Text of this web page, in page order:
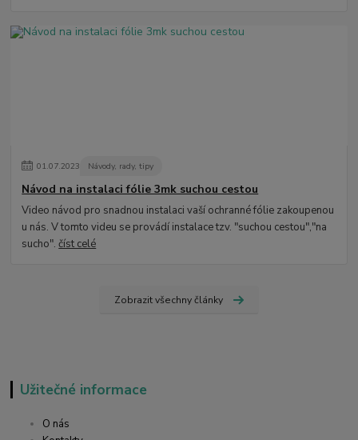
01.07.2023 Návody, rady, tipy
Návod na instalaci fólie 3mk suchou cestou
Video návod pro snadnou instalaci vaší ochranné fólie zakoupenou
u nás. V tomto videu se provádí instalace tzv. "suchou cestou","na
sucho".číst celé
Zobrazit všechny články
Užitečné informace
O nás